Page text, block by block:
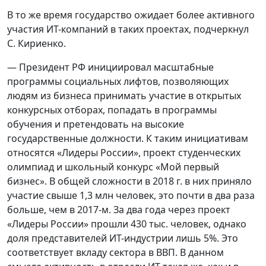
В то же время государство ожидает более активного
участия ИТ-компаний в таких проектах, подчеркнул
С. Кириенко.
— Президент РФ инициировал масштабные
программы социальных лифтов, позволяющих
людям из бизнеса принимать участие в открытых
конкурсных отборах, попадать в программы
обучения и претендовать на высокие
государственные должности. К таким инициативам
относятся «Лидеры России», проект студенческих
олимпиад и школьный конкурс «Мой первый
бизнес». В общей сложности в 2018 г. в них приняло
участие свыше 1,3 млн человек, это почти в два раза
больше, чем в 2017-м. За два года через проект
«Лидеры России» прошли 430 тыс. человек, однако
доля представителей ИТ-индустрии лишь 5%. Это
соответствует вкладу сектора в ВВП. В данном